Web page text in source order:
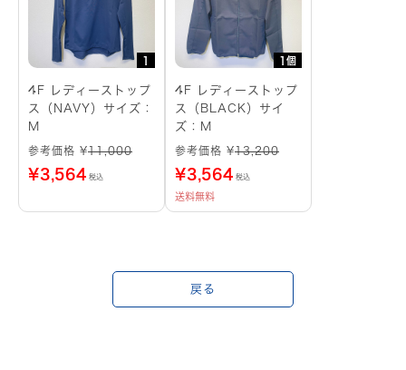
1
4F レディーストップ
ス（NAVY）サイズ：
M
参考価格 ¥11,000
¥3,564 税込
1個
4F レディーストップ
ス（BLACK）サイ
ズ：M
参考価格 ¥13,200
¥3,564 税込
送料無料
戻る